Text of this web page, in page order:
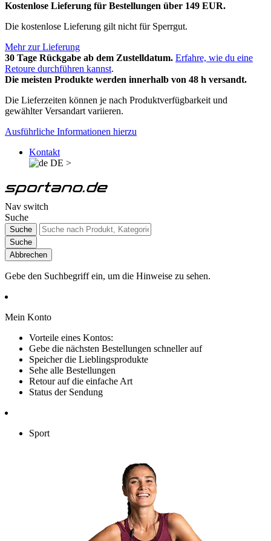
Kostenlose Lieferung für Bestellungen über 149 EUR.
Die kostenlose Lieferung gilt nicht für Sperrgut.
Mehr zur Lieferung
30 Tage Rückgabe ab dem Zustelldatum. Erfahre, wie du eine
Retoure durchführen kannst.
Die meisten Produkte werden innerhalb von 48 h versandt.
Die Lieferzeiten können je nach Produktverfügbarkeit und
gewählter Versandart variieren.
Ausführliche Informationen hierzu
Kontakt
DE >
Nav switch
Suche
Suche
Suche
Abbrechen
Gebe den Suchbegriff ein, um die Hinweise zu sehen.
Mein Konto
Vorteile eines Kontos:
Gebe die nächsten Bestellungen schneller auf
Speicher die Lieblingsprodukte
Sehe alle Bestellungen
Retour auf die einfache Art
Status der Sendung
Sport